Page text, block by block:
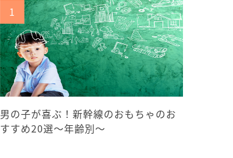
男の子が喜ぶ！新幹線のおもちゃのお
すすめ20選〜年齢別〜